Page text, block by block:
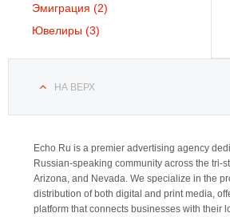
Эмиграция (2)
Ювелиры (3)
НА ВЕРХ
Echo Ru is a premier advertising agency
Russian-speaking community across the tri-
Arizona, and Nevada. We specialize in the
distribution of both digital and print media,
platform that connects businesses with their